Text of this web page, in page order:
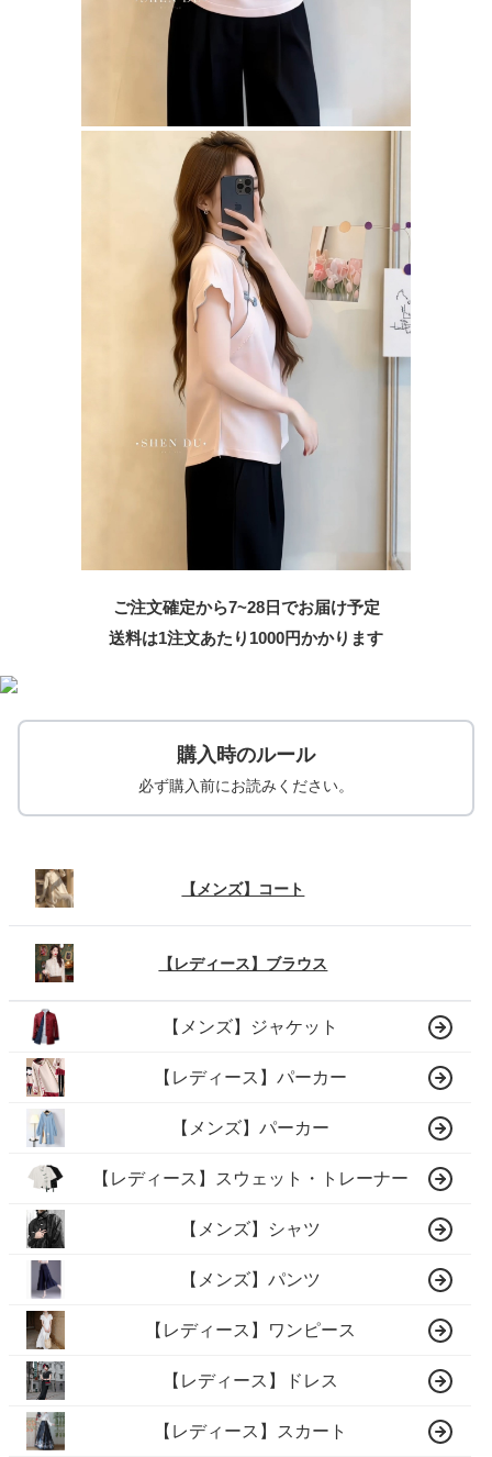
ご注文確定から7~28日でお届け予定
送料は1注文あたり 1000円かかります
購入時のルール
必ず購入前にお読みください。
【メンズ】コート
【レディース】ブラウス
【メンズ】ジャケット
【レディース】パーカー
【メンズ】パーカー
【レディース】スウェット・トレーナー
【メンズ】シャツ
【メンズ】パンツ
【レディース】ワンピース
【レディース】ドレス
【レディース】スカート